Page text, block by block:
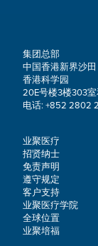
集团总部
中国香港新界沙田
香港科学园
20E号楼3楼303
电话: +852 2802
业聚医疗
招贤纳士
免责声明
遵守规定
客户支持
业聚医疗学院
全球位置
业聚培福